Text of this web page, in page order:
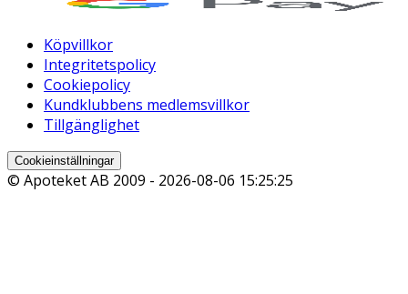
Köpvillkor
Integritetspolicy
Cookiepolicy
Kundklubbens medlemsvillkor
Tillgänglighet
Cookieinställningar
© Apoteket AB 2009 - 2026-08-06 15:25:25